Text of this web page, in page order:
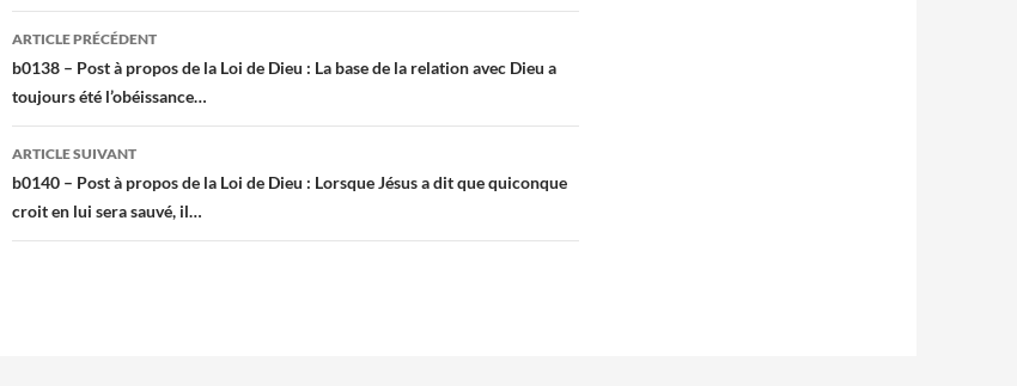
Navigation
des
articles
ARTICLE PRÉCÉDENT
b0138 – Post à propos de la Loi de Dieu : La base de la relation avec Dieu a
toujours été l’obéissance…
ARTICLE SUIVANT
b0140 – Post à propos de la Loi de Dieu : Lorsque Jésus a dit que quiconque
croit en lui sera sauvé, il…